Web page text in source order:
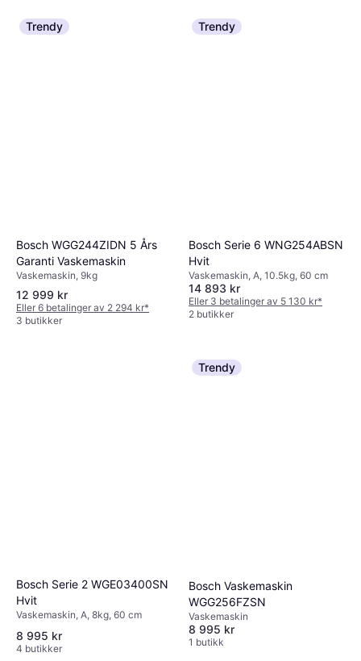
Trendy
Bosch WGG244ZIDN 5 Års
Garanti Vaskemaskin
Vaskemaskin, 9kg
12 999 kr
Eller 6 betalinger av 2 294 kr*
3 butikker
Trendy
Bosch Serie 6 WNG254ABSN
Hvit
Vaskemaskin, A, 10.5kg, 60 cm
14 893 kr
Eller 3 betalinger av 5 130 kr*
2 butikker
Bosch Serie 2 WGE03400SN
Hvit
Vaskemaskin, A, 8kg, 60 cm
8 995 kr
4 butikker
Trendy
Bosch Vaskemaskin
WGG256FZSN
Vaskemaskin
8 995 kr
1 butikk